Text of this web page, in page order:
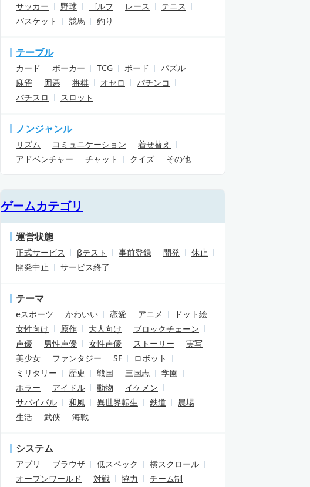
サッカー 野球 ゴルフ レース
テニス
バスケット
競馬 釣り
テーブル
カード ポーカー TCG ボード
パズル
麻雀
囲碁 将棋 オセロ
パチンコ
パチスロ
スロット
ノンジャンル
リズム コミュニケーション
着せ替え
アドベンチャー
チャット クイズ その他
ゲームカテゴリ
運営状態
正式サービス βテスト 事前登録 開発
休止
開発中止
サービス終了
テーマ
eスポーツ かわいい 恋愛 アニメ
ドット絵
女性向け
原作 大人向け
ブロックチェーン
声優
男性声優 女性声優 ストーリー
実写
美少女
ファンタジー SF
ロボット
ミリタリー
歴史 戦国 三国志
学園
ホラー
アイドル 動物
イケメン
サバイバル
和風 異世界転生 鉄道
農場
生活
武侠 海戦
システム
アプリ ブラウザ 低スペック
横スクロール
オープンワールド
対戦 協力
チーム制